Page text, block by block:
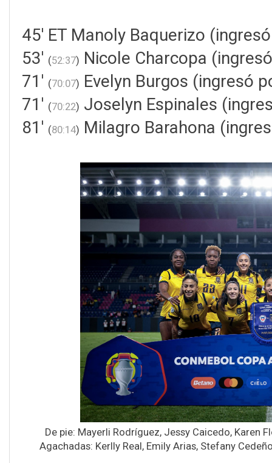
45' ET Manoly Baquerizo
53' (52:37) Nicole Charcopa
71' (70:07) Evelyn Burgos (ingresó
71' (70:22) Joselyn Espinales
81' (80:14) Milagro Barahona
De pie: Mayerli Rodríguez, Jessy Caicedo, Karen
Agachadas: Kerlly Real, Emily Arias, Stefany